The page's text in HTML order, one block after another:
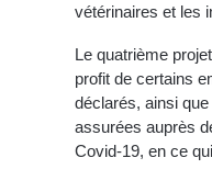
vétérinaires et les
Le quatrième
profit de certains
déclarés, ainsi
assurées auprès
Covid-19, en ce